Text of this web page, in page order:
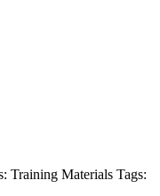
Training Materials Tags: